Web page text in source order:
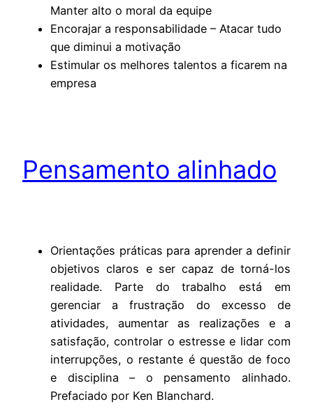
Manter alto o moral da equipe
Encorajar a responsabilidade – Atacar tudo
que diminui a motivação
Estimular os melhores talentos a ficarem na
empresa
Pensamento alinhado
Orientações práticas para aprender a definir
objetivos claros e ser capaz de torná-los
realidade. Parte do trabalho está em
gerenciar a frustração do excesso de
atividades, aumentar as realizações e a
satisfação, controlar o estresse e lidar com
interrupções, o restante é questão de foco
e disciplina – o pensamento alinhado.
Prefaciado por Ken Blanchard.